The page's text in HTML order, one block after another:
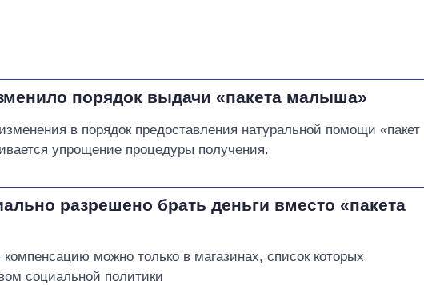
порядок выдачи «пакета малыша»
в порядок предоставления натуральной помощи «пакет
упрощение процедуры получения.
разрешено брать деньги вместо «пакета
можно только в магазинах, список которых
социальной политики